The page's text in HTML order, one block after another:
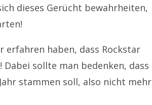
dieses Gerücht bewahrheiten,
haben, dass Rockstar
Dabei sollte man bedenken, dass
stammen soll, also nicht mehr